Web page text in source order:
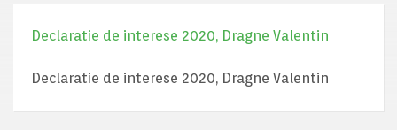
Declaratie de interese 2020, Dragne Valentin
Declaratie de interese 2020, Dragne Valentin